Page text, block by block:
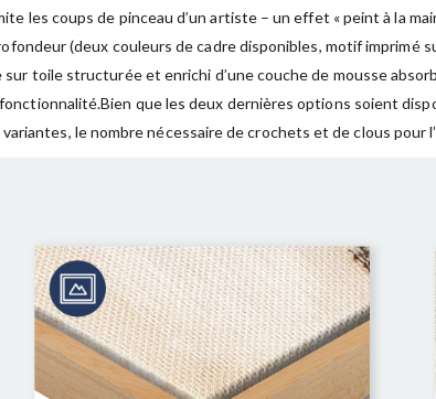
les coups de pinceau d’un artiste – un effet « peint à la
(deux couleurs de cadre disponibles, motif
toile structurée et enrichi d’une couche de mousse
que les deux dernières options soient
le nombre nécessaire de crochets et de clous pour